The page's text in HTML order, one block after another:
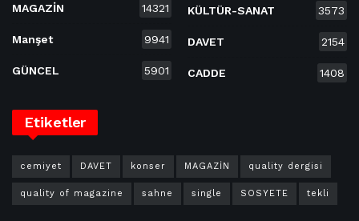
MAGAZİN 14321
Manşet 9941
GÜNCEL 5901
KÜLTÜR-SANAT 3573
DAVET 2154
CADDE 1408
Etiketler
cemiyet DAVET konser MAGAZİN quality dergisi
quality of magazine sahne single SOSYETE tekli